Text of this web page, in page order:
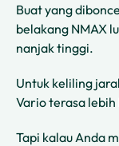
Buat yang
belakang NMAX
nanjak tinggi.
Untuk keliling
Vario terasa
Tapi kalau Anda